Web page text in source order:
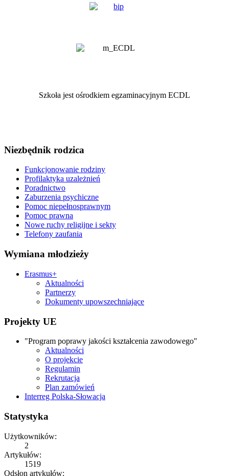
Szkoła jest ośrodkiem egzaminacyjnym ECDL
Niezbędnik rodzica
Funkcjonowanie rodziny
Profilaktyka uzależnień
Poradnictwo
Zaburzenia psychiczne
Pomoc niepełnosprawnym
Pomoc prawna
Nowe ruchy religijne i sekty
Telefony zaufania
Wymiana młodzieży
Erasmus+
Aktualności
Partnerzy
Dokumenty upowszechniające
Projekty UE
"Program poprawy jakości kształcenia zawodowego"
Aktualności
O projekcie
Regulamin
Rekrutacja
Plan zamówień
Interreg Polska-Słowacja
Statystyka
Użytkowników:
2
Artykułów:
1519
Odsłon artykułów: